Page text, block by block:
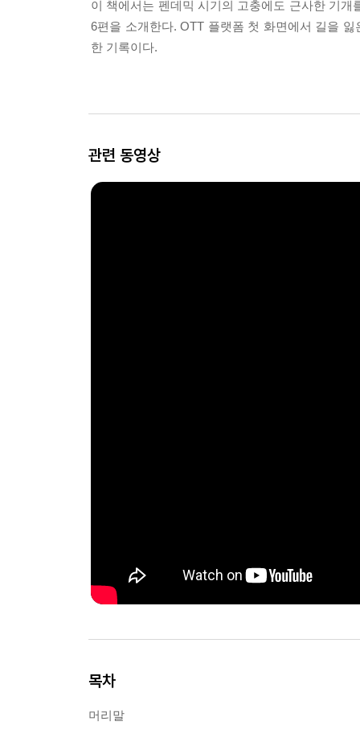
이 책에서는 펜데믹 시기의 고충에도 근사한 기
6편을 소개한다. OTT 플랫폼 첫 화면에서 길을
한 기록이다.
관련 동영상
목차
머리말